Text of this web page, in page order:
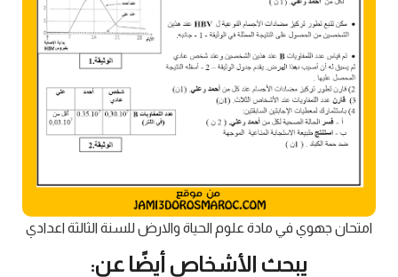
امتحان جهوي في مادة علوم الحياة والارض للسنة الثالثة اعدادي
يبحث الأشخاص أيضًا عن: